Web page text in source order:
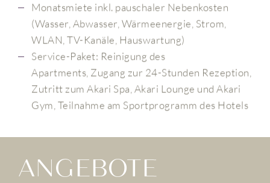
Monatsmiete inkl. pauschaler Nebenkosten
(Wasser, Abwasser, Wärmeenergie, Strom,
WLAN, TV-Kanäle, Hauswartung)
Service-Paket: Reinigung des
Apartments, Zugang zur 24-Stunden Rezeption,
Zutritt zum Akari Spa, Akari Lounge und Akari
Gym, Teilnahme am Sportprogramm des Hotels
ANGEBOTE